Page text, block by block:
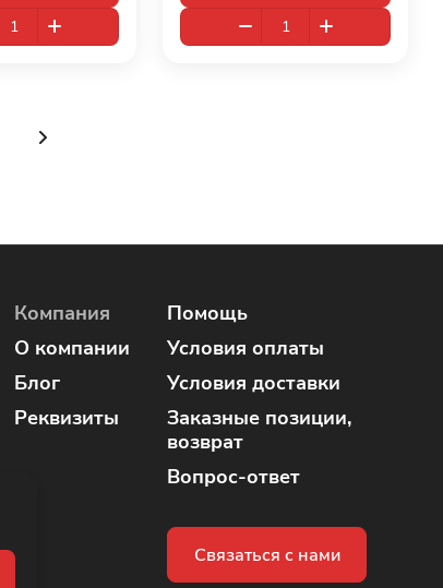
Компания
О компании
Блог
Реквизиты
Помощь
Условия оплаты
Условия доставки
Заказные позиции,
возврат
Вопрос-ответ
Связаться с нами